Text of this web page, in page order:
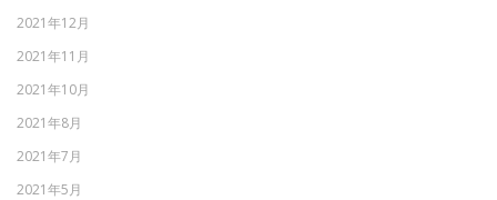
2021年12月
2021年11月
2021年10月
2021年8月
2021年7月
2021年5月